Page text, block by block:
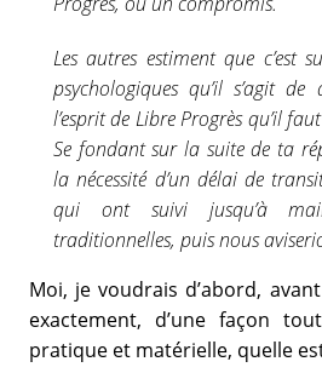
Les autres estiment que c’est
psychologiques qu’il s’agit de
l’esprit de Libre Progrès qu’il
Se fondant sur la suite de ta
la nécessité d’un délai de
qui ont suivi jusqu’à
traditionnelles, puis nous
Moi, je voudrais d’abord,
exactement, d’une façon
pratique et matérielle, quelle